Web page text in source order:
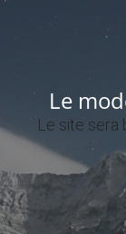
Le
Le site sera